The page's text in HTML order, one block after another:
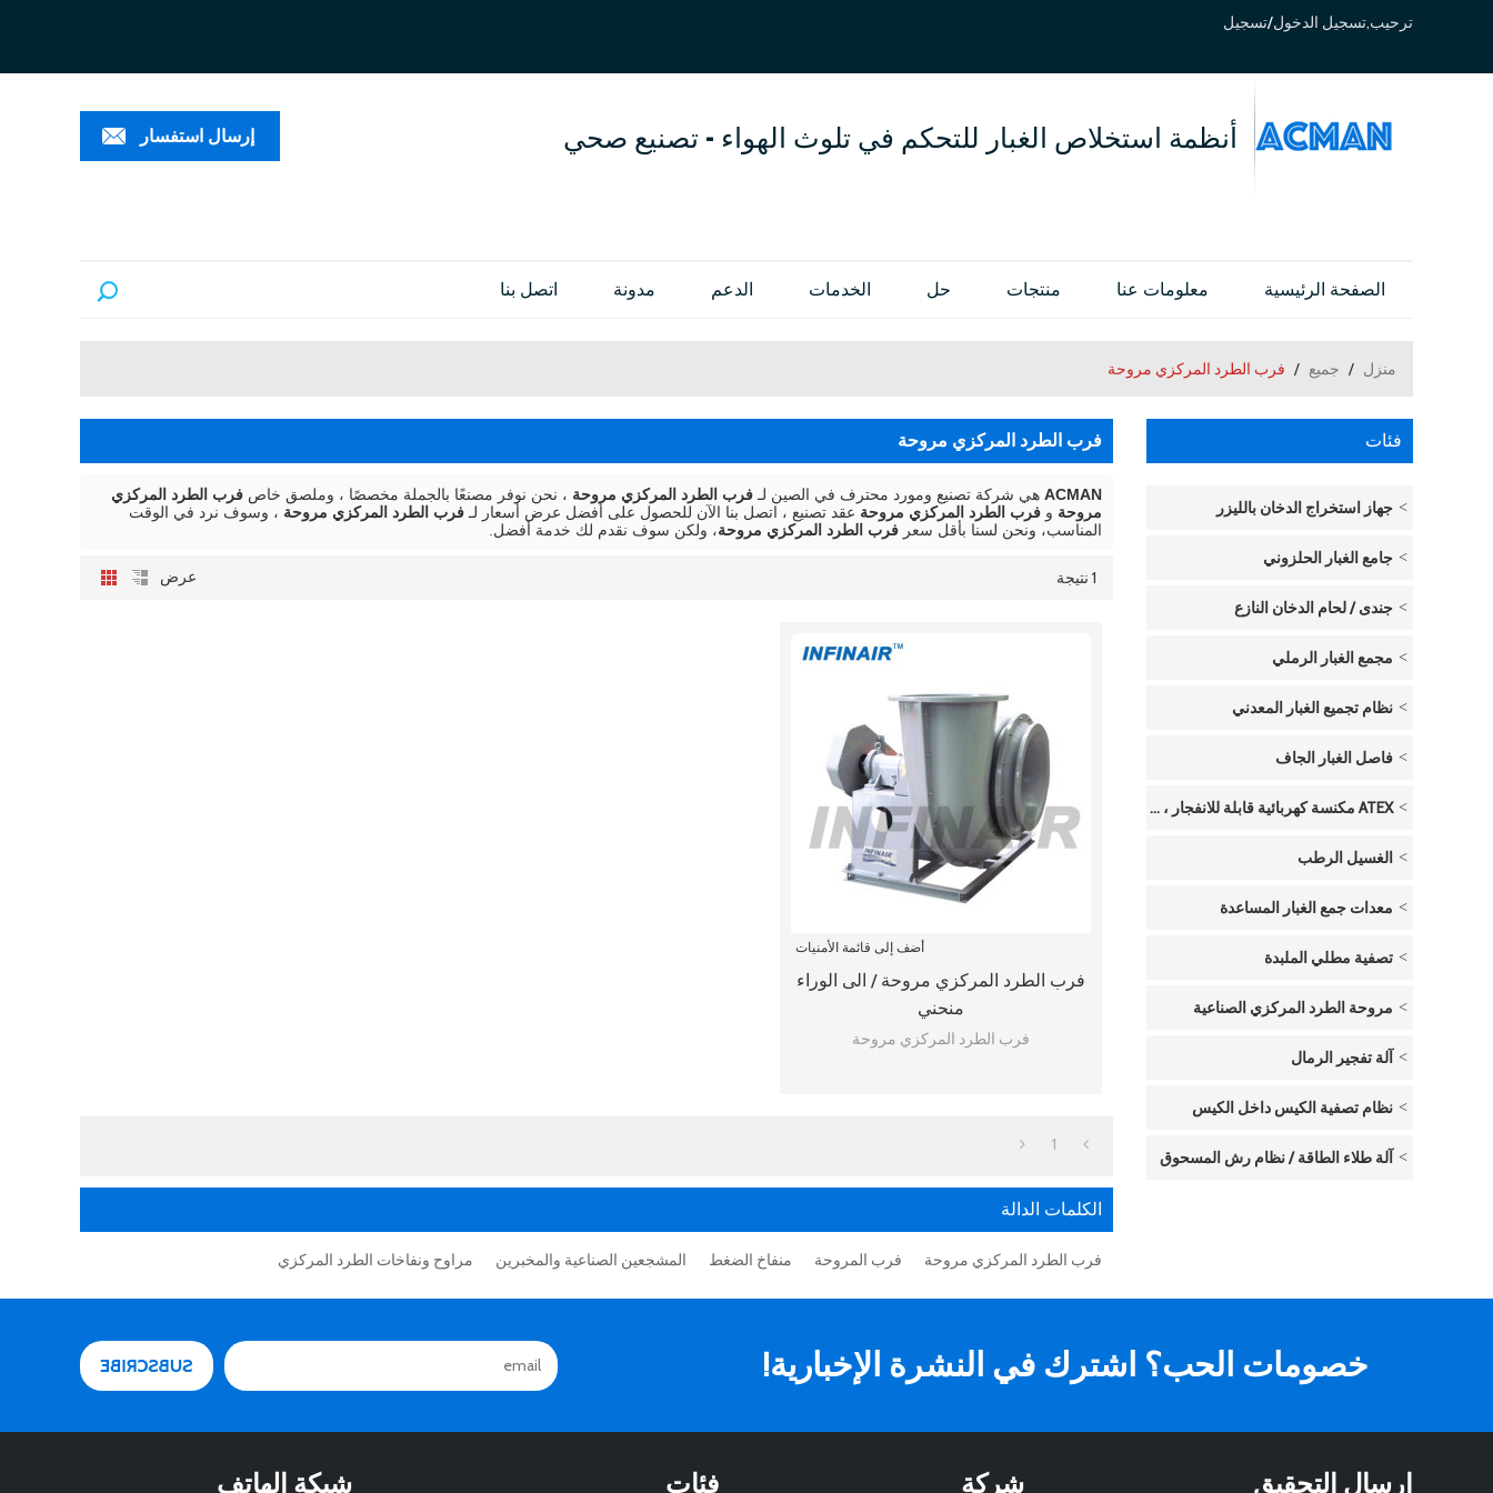
ترحيب,تسجيل الدخول/تسجيل
أنظمة استخلاص الغبار للتحكم في تلوث الهواء - تصنيع صحي إرسال استفسار
الصفحة الرئيسية معلومات عنا منتجات حل الخدمات الدعم مدونة اتصل بنا
منزل / جميع / فرب الطرد المركزي مروحة
فئات
جهاز استخراج الدخان بالليزر
جامع الغبار الحلزوني
جندى / لحام الدخان النازع
مجمع الغبار الرملي
نظام تجميع الغبار المعدني
فاصل الغبار الجاف
ATEX مكنسة كهربائية قابلة للانفجار ، تعمل بالهواء المضغوط
الغسيل الرطب
معدات جمع الغبار المساعدة
تصفية مطلي الملبدة
مروحة الطرد المركزي الصناعية
آلة تفجير الرمال
نظام تصفية الكيس داخل الكيس
آلة طلاء الطاقة / نظام رش المسحوق
فرب الطرد المركزي مروحة
ACMAN هي شركة تصنيع ومورد محترف في الصين لـ فرب الطرد المركزي مروحة ، نحن نوفر مصنعًا بالجملة مخصصًا ، وملصق خاص فرب الطرد المركزي
مروحة و فرب الطرد المركزي مروحة عقد تصنيع ، اتصل بنا الآن للحصول على أفضل عرض أسعار لـ فرب الطرد المركزي مروحة ، وسوف نرد في الوقت
المناسب، ونحن لسنا بأقل سعر فرب الطرد المركزي مروحة، ولكن سوف نقدم لك خدمة أفضل.
1 نتيجة عرض
أضف إلى قائمة الأمنيات
فرب الطرد المركزي مروحة / الى الوراء
منحني
فرب الطرد المركزي مروحة
1
الكلمات الدالة
فرب الطرد المركزي مروحة فرب المروحة منفاخ الضغط المشجعين الصناعية والمخبرين مراوح ونفاخات الطرد المركزي
خصومات الحب؟ اشترك في النشرة الإخبارية!
ارسال التحقيق شركة فئات شبكة الهاتف